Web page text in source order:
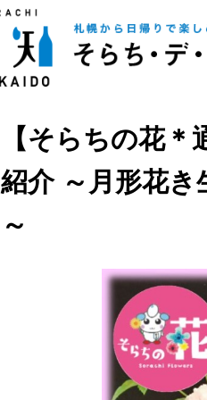
【そらちの花
紹介 ～月形花
～